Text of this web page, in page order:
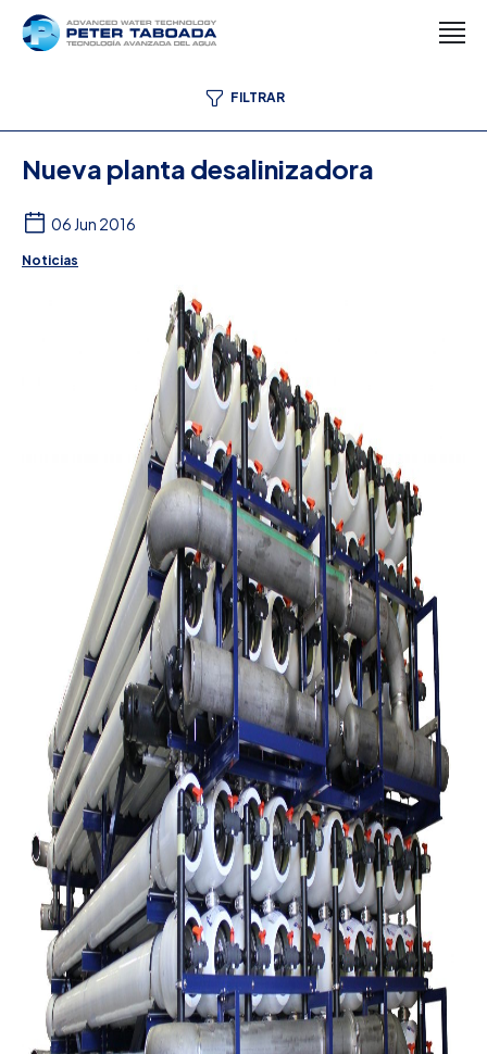
FILTRAR
Nueva planta desalinizadora
06 Jun 2016
Noticias